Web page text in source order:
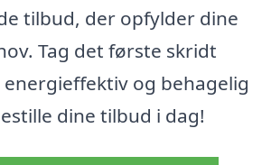
tilbud, der opfylder dine
Tag det første skridt
og behagelig
dine tilbud i dag!